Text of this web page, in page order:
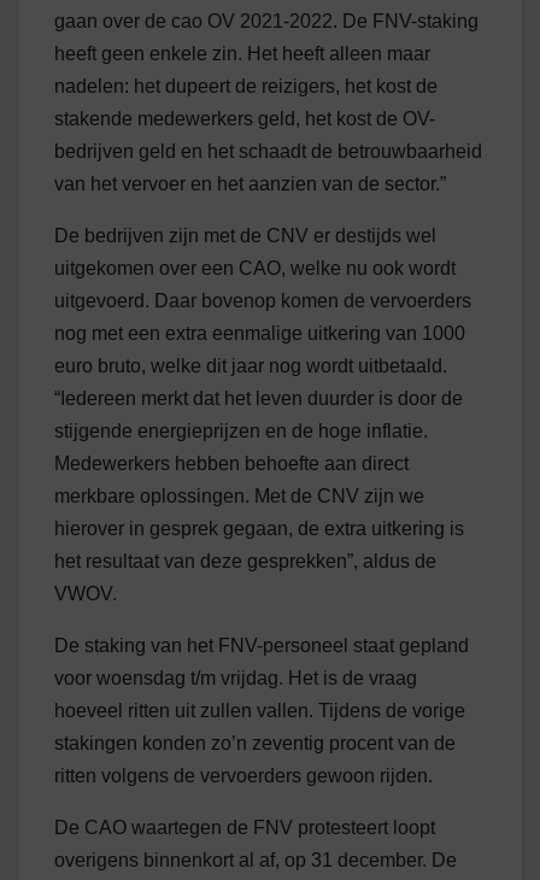
gaan over de cao OV 2021-2022. De FNV-staking
heeft geen enkele zin. Het heeft alleen maar
nadelen: het dupeert de reizigers, het kost de
stakende medewerkers geld, het kost de OV-
bedrijven geld en het schaadt de betrouwbaarheid
van het vervoer en het aanzien van de sector.”
De bedrijven zijn met de CNV er destijds wel
uitgekomen over een CAO, welke nu ook wordt
uitgevoerd. Daar bovenop komen de vervoerders
nog met een extra eenmalige uitkering van 1000
euro bruto, welke dit jaar nog wordt uitbetaald.
“Iedereen merkt dat het leven duurder is door de
stijgende energieprijzen en de hoge inflatie.
Medewerkers hebben behoefte aan direct
merkbare oplossingen. Met de CNV zijn we
hierover in gesprek gegaan, de extra uitkering is
het resultaat van deze gesprekken”, aldus de
VWOV.
De staking van het FNV-personeel staat gepland
voor woensdag t/m vrijdag. Het is de vraag
hoeveel ritten uit zullen vallen. Tijdens de vorige
stakingen konden zo’n zeventig procent van de
ritten volgens de vervoerders gewoon rijden.
De CAO waartegen de FNV protesteert loopt
overigens binnenkort al af, op 31 december. De